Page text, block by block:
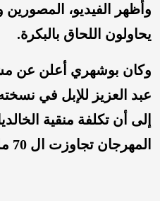
وأظهر الفيديو،
يحاولون اللحاق بالبكرة.
وكان بوشهري أعلن عن
عبد العزيز للإبل في
إلى أن تكلفة منقية
المهرجان تجاوزت ال 70 مليون.